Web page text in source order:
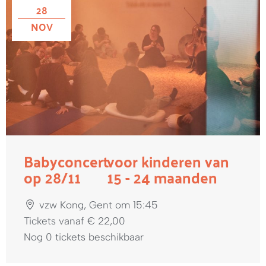
28
NOV
Babyconcert
op 28/11
voor kinderen van
15 - 24 maanden
vzw Kong, Gent om 15:45
Tickets vanaf € 22,00
Nog 0 tickets beschikbaar